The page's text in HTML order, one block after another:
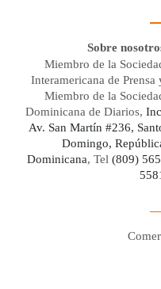
Sobre
Miembro de la
Interamericana de Prensa
Miembro de la
Dominicana de Diarios,
Av. San Martín #236,
Domingo,
Dominicana, Tel (809)